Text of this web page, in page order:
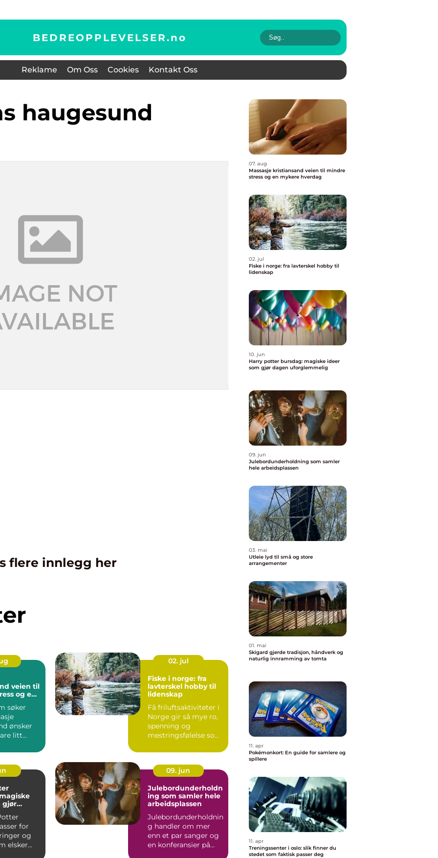
BEDREOPPLEVELSER.no
Reklame Om Oss Cookies Kontakt Oss
haugesund
flere innlegg her
til
og en
søker
ønsker
litt
02. jul
Fiske i norge: fra
lavterskel hobby til
lidenskap
Få friluftsaktiviteter i
Norge gir så mye ro,
spenning og
mestringsfølelse som
gjør
for
og
elsker
09. jun
Julebordunderholdn
ing som samler hele
arbeidsplassen
Julebordunderholdnin
g handler om mer
enn et par sanger og
en konferansier på
07. aug
Massasje kristiansand veien til mindre
stress og en mykere hverdag
02. jul
Fiske i norge: fra lavterskel hobby til
lidenskap
10. jun
Harry potter bursdag: magiske ideer
som gjør dagen uforglemmelig
09. jun
Julebordunderholdning som samler
hele arbeidsplassen
03. mai
Utleie lyd til små og store
arrangementer
01. mai
Skigard gjerde tradisjon, håndverk og
naturlig innramming av tomta
11. apr
Pokémonkort: En guide for samlere og
spillere
11. apr
Treningssenter i oslo: slik finner du
stedet som faktisk passer deg